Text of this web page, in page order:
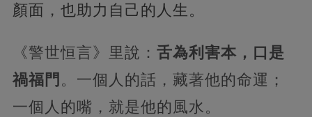
顏面，也助力自己的人生。
《警世恒言》里說： 舌為利害本，口是
禍福門 。一個人的話，藏著他的命運；
一個人的嘴，就是他的風水。